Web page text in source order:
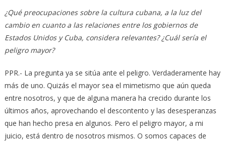
¿Qué preocupaciones sobre la cultura cubana, a la luz del
cambio en cuanto a las relaciones entre los gobiernos de
Estados Unidos y Cuba, considera relevantes? ¿Cuál sería el
peligro mayor?
PPR.- La pregunta ya se sitúa ante el peligro. Verdaderamente hay
más de uno. Quizás el mayor sea el mimetismo que aún queda
entre nosotros, y que de alguna manera ha crecido durante los
últimos años, aprovechando el descontento y las desesperanzas
que han hecho presa en algunos. Pero el peligro mayor, a mi
juicio, está dentro de nosotros mismos. O somos capaces de